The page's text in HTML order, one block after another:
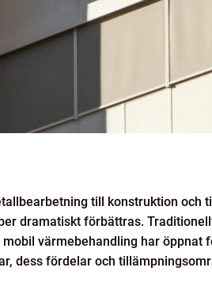
till konstruktion och
dramatiskt förbättras.
värmebehandling har öppnat
dess fördelar och